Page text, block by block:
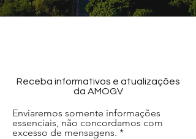
Receba informativos e atualizações
da AMOGV
Enviaremos somente informações
essenciais, não concordamos com
excesso de mensagens.